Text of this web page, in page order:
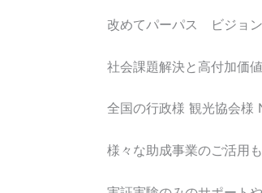
改めてパーパス ビジョ
社会課題解決と高付加価
全国の行政様 観光協会様
様々な助成事業のご活用